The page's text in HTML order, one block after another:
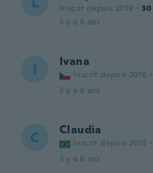
Inscrit depuis 2019 · 30
il y a 6 ans
I Ivana
Inscrit depuis 2016 ·
il y a 6 ans
C Claudia
Inscrit depuis 2013 ·
il y a 6 ans